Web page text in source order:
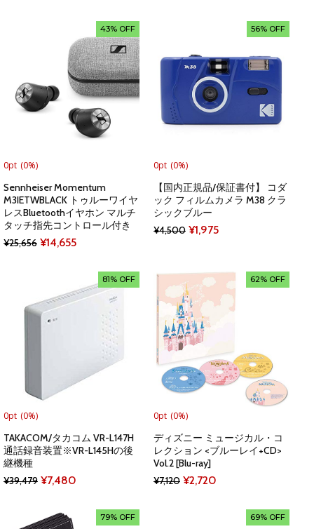
¥1,166.
43% OFF
0pt (0%)
Sennheiser Momentum
M3IETWBLACK トゥルーワイヤ
レスBluetoothイヤホン マルチ
タッチ指先コントロール付き
¥25,656 Original
¥25,656.
¥14,655Current
¥14,655.
56% OFF
0pt (0%)
【国内正規品/保証書付】 コダ
ック フィルムカメラ M38 クラ
シックブルー
¥4,500 Original
¥4,500.
¥1,975Current
¥1,975.
81% OFF
0pt (0%)
TAKACOM/タカコム VR-L147H
通話録音装置※VR-L145Hの後
継機種
¥39,479 Original
was:
¥7,480
62% OFF
0pt (0%)
ディズニー ミュージカル・コ
レクション <ブルーレイ+CD>
Vol.2 [Blu-ray]
¥7,120 Original
¥2,720
79% OFF 69% OFF